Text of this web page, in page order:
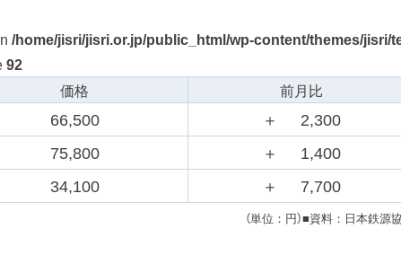
/home/jisri/jisri.or.jp/public_html/wp-content/themes/jisri/
92
価格
前月比
66,500 ＋ 2,300
75,800 ＋ 1,400
34,100 ＋ 7,700
（単位：円）■資料：日本鉄源